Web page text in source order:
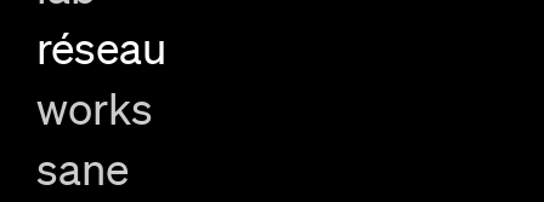
réseau
works
sane